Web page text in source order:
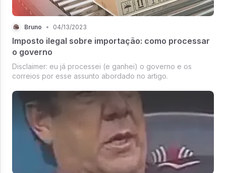
Bruno • 04/13/2023
Imposto ilegal sobre importação: como processar
o governo
Disclaimer: eu já processei (e ganhei) o governo e os
correios por esse assunto abordado no artigo.